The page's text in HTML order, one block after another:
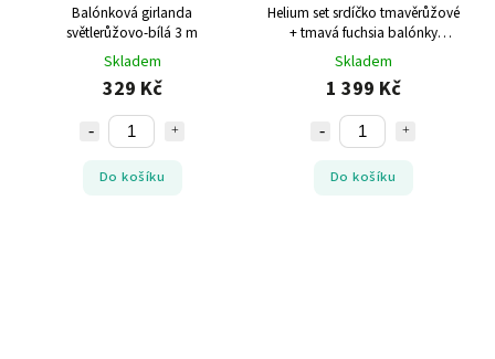
Balónková girlanda
světlerůžovo-bílá 3 m
Skladem
329 Kč
Do košíku
Helium set srdíčko tmavěrůžové
+ tmavá fuchsia balónky
KRÁSNÉ NAROZENINY
Skladem
1 399 Kč
Do košíku